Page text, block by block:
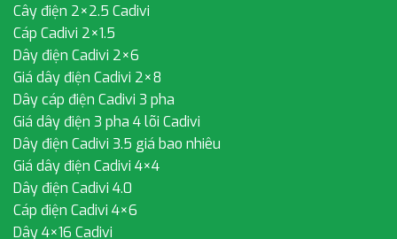
Cây điện 2×2.5 Cadivi
Cáp Cadivi 2×1.5
Dây điện Cadivi 2×6
Giá dây điện Cadivi 2×8
Dây cáp điện Cadivi 3 pha
Giá dây điện 3 pha 4 lõi Cadivi
Dây điện Cadivi 3.5 giá bao nhiêu
Giá dây điện Cadivi 4×4
Dây điện Cadivi 4.0
Cáp điện Cadivi 4×6
Dây 4×16 Cadivi